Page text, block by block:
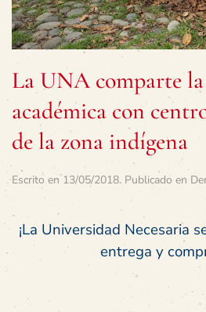
La UNA comparte
académica con
de la zona indígena
Escrito en13/05/2018. Publicado en
¡La Universidad Necesaria
entrega y